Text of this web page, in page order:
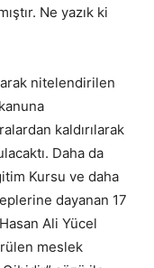
Ne yazık ki
nitelendirilen
kaldırılarak
Daha da
Kursu ve daha
dayanan 17
Ali Yücel
meslek